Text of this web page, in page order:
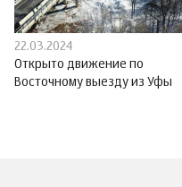
22.03.2024
Открыто движение по
Восточному выезду из Уфы